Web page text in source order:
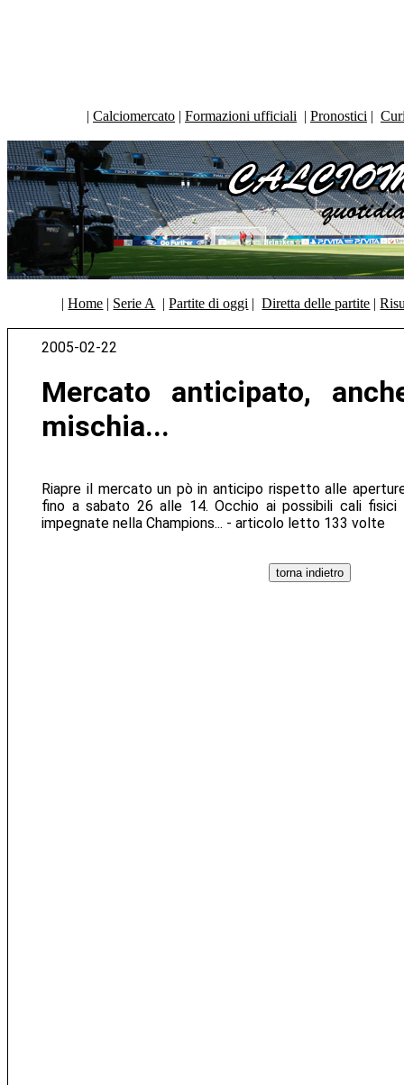
| Calciomercato | Formazioni ufficiali | Pronostici |
|Home | Serie A |Partite di oggi |Diretta delle partite |
2005-02-22
Mercato anticipato,
mischia...
Riapre il mercato un pò in anticipo rispetto alle
fino a sabato 26 alle 14. Occhio ai possibili cali fisici
impegnate nella Champions... - articolo letto 133 volte